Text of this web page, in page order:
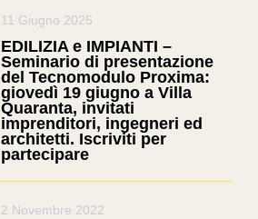
11 Giugno 2025
EDILIZIA e IMPIANTI –
Seminario di presentazione
del Tecnomodulo Proxima:
giovedì 19 giugno a Villa
Quaranta, invitati
imprenditori, ingegneri ed
architetti. Iscriviti per
partecipare
2 Novembre 2022